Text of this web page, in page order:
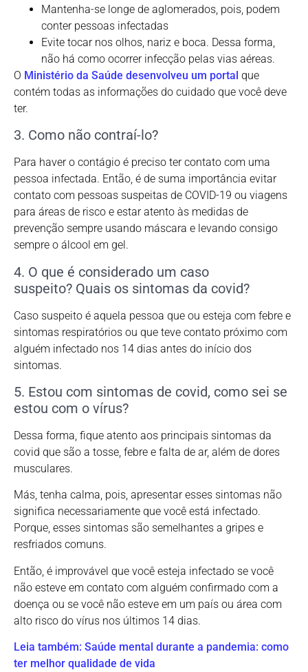
Mantenha-se longe de aglomerados, pois, podem
conter pessoas infectadas
Evite tocar nos olhos, nariz e boca. Dessa forma,
não há como ocorrer infecção pelas vias aéreas.
O Ministério da Saúde desenvolveu um portal que
contém todas as informações do cuidado que você deve
ter.
3. Como não contraí-lo?
Para haver o contágio é preciso ter contato com uma
pessoa infectada. Então, é de suma importância evitar
contato com pessoas suspeitas de COVID-19 ou viagens
para áreas de risco e estar atento às medidas de
prevenção sempre usando máscara e levando consigo
sempre o álcool em gel.
4. O que é considerado um caso
suspeito? Quais os sintomas da covid?
Caso suspeito é aquela pessoa que ou esteja com febre e
sintomas respiratórios ou que teve contato próximo com
alguém infectado nos 14 dias antes do início dos
sintomas.
5. Estou com sintomas de covid, como sei se
estou com o vírus?
Dessa forma, fique atento aos principais sintomas da
covid que são a tosse, febre e falta de ar, além de dores
musculares.
Más, tenha calma, pois, apresentar esses sintomas não
significa necessariamente que você está infectado.
Porque, esses sintomas são semelhantes a gripes e
resfriados comuns.
Então, é improvável que você esteja infectado se você
não esteve em contato com alguém confirmado com a
doença ou se você não esteve em um país ou área com
alto risco do vírus nos últimos 14 dias.
Leia também: Saúde mental durante a pandemia: como
ter melhor qualidade de vida